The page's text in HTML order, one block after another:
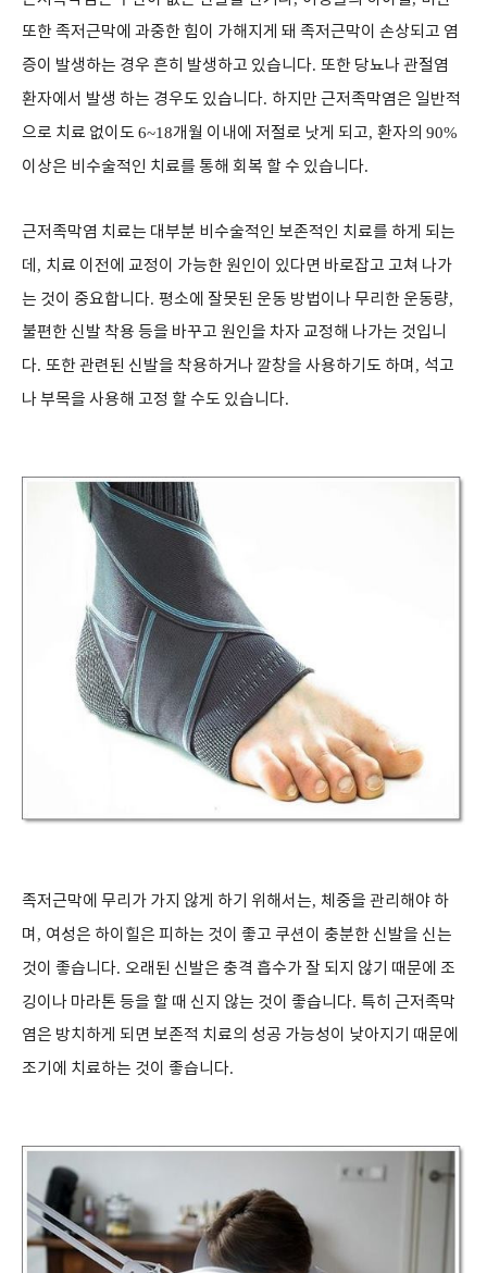
또한 족저근막에 과중한 힘이 가해지게 돼 족저근막이 손상되고 염
증이 발생하는 경우 흔히 발생하고 있습니다. 또한 당뇨나 관절염
환자에서 발생 하는 경우도 있습니다. 하지만 근저족막염은 일반적
으로 치료 없이도 6~18개월 이내에 저절로 낫게 되고, 환자의 90%
이상은 비수술적인 치료를 통해 회복 할 수 있습니다.
근저족막염 치료는 대부분 비수술적인 보존적인 치료를 하게 되는
데 , 치료 이전에 교정이 가능한 원인이 있다면 바로잡고 고쳐 나가
는 것이 중요합니다. 평소에 잘못된 운동 방법이나 무리한 운동량,
불편한 신발 착용 등을 바꾸고 원인을 차자 교정해 나가는 것입니
다. 또한 관련된 신발을 착용하거나 깔창을 사용하기도 하며 , 석고
나 부목을 사용해 고정 할 수도 있습니다.
족저근막에 무리가 가지 않게 하기 위해서는, 체중을 관리해야 하
며 , 여성은 하이힐은 피하는 것이 좋고 쿠션이 충분한 신발을 신는
것이 좋습니다. 오래된 신발은 충격 흡수가 잘 되지 않기 때문에 조
깅이나 마라톤 등을 할 때 신지 않는 것이 좋습니다. 특히 근저족막
염은 방치하게 되면 보존적 치료의 성공 가능성이 낮아지기 때문에
조기에 치료하는 것이 좋습니다.